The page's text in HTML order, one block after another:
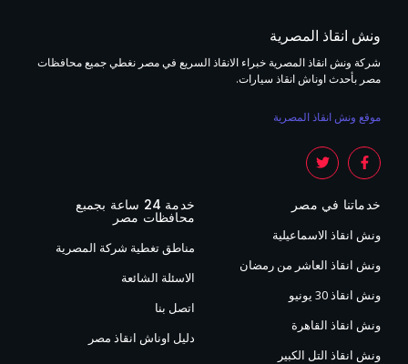
ونش انقاذ المصرية
شركة ونش انقاذ المصرية خبراء الانقاذ السريع في مصر نغطي جميع محافظات
مصر بأحدث اوناش انقاذ سيارات.
موقع ونش انقاذ المصرية
خدماتنا في مصر
ونش انقاذ الاسماعيلية
ونش انقاذ العاشر من رمضان
ونش انقاذ 30 يونيو
ونش انقاذ القاهرة
ونش انقاذ التل الكبير
خدمة 24 ساعة بجمبع
محافظات مصر
مناطق تغطية شركة المصرية
الاسئلة الشائعة
اتصل بنا
دليل اوناش انقاذ مصر